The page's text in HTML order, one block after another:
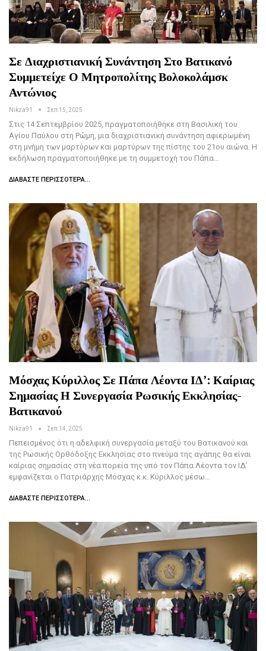
Σε Διαχριστιανική Συνάντηση Στο Βατικανό
Συμμετείχε Ο Μητροπολίτης Βολοκολάμσκ
Αντώνιος
Nikza91 Σεπ 15, 2025
Στις 14 Σεπτεμβρίου 2025, πραγματοποιήθηκε στη Βασιλική του
Αγίου Παύλου στη Ρώμη, μια διαχριστιανική συνάντηση αφιερωμένη
στη μνήμη των μαρτύρων και μαρτύρων της πίστης του 21ου αιώνα. Η
εκδήλωση πραγματοποιήθηκε με τη συμμετοχή του Πάπα…
ΔΙΑΒΆΣΤΕ ΠΕΡΙΣΣΌΤΕΡΑ...
Μόσχας Κύριλλος Σε Πάπα Λέοντα ΙΔ’: Καίριας
Σημασίας Η Συνεργασία Ρωσικής Εκκλησίας-
Βατικανού
Nikza91 Σεπ 14, 2025
Πεπεισμένος ότι η αδελφική συνεργασία μεταξύ του Βατικανού και
της Ρωσικής Ορθόδοξης Εκκλησίας στο πνεύμα της αγάπης θα είναι
καίριας σημασίας στη νέα πορεία της υπό τον Πάπα Λέοντα τον ΙΔ’
εμφανίζεται ο Πατριάρχης Μόσχας κ.κ. Κύριλλος μέσω…
ΔΙΑΒΆΣΤΕ ΠΕΡΙΣΣΌΤΕΡΑ...